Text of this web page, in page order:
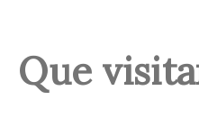
Que